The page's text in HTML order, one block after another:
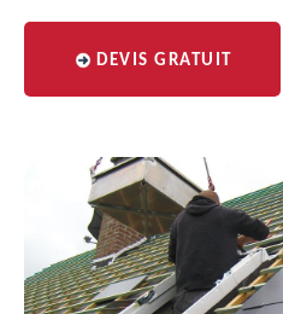
DEVIS GRATUIT